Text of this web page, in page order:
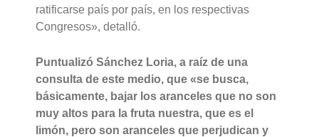
ratificarse país por país, en los respectivas
Congresos», detalló.
Puntualizó Sánchez Loria, a raíz de una
consulta de este medio, que «se busca,
básicamente, bajar los aranceles que no son
muy altos para la fruta nuestra, que es el
limón, pero son aranceles que perjudican y